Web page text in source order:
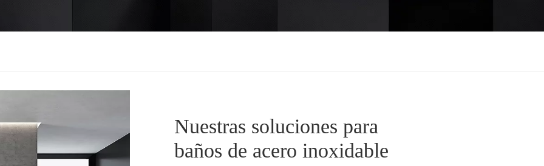
Nuestras soluciones para
baños de acero inoxidable